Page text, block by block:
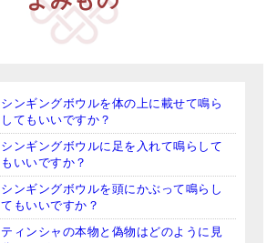
シンギングボウルを体の上に載せて鳴ら
してもいいですか？
シンギングボウルに足を入れて鳴らして
もいいですか？
シンギングボウルを頭にかぶって鳴らし
てもいいですか？
ティンシャの本物と偽物はどのように見